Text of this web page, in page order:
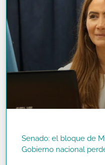
Senado: el bloque de
Gobierno nacional